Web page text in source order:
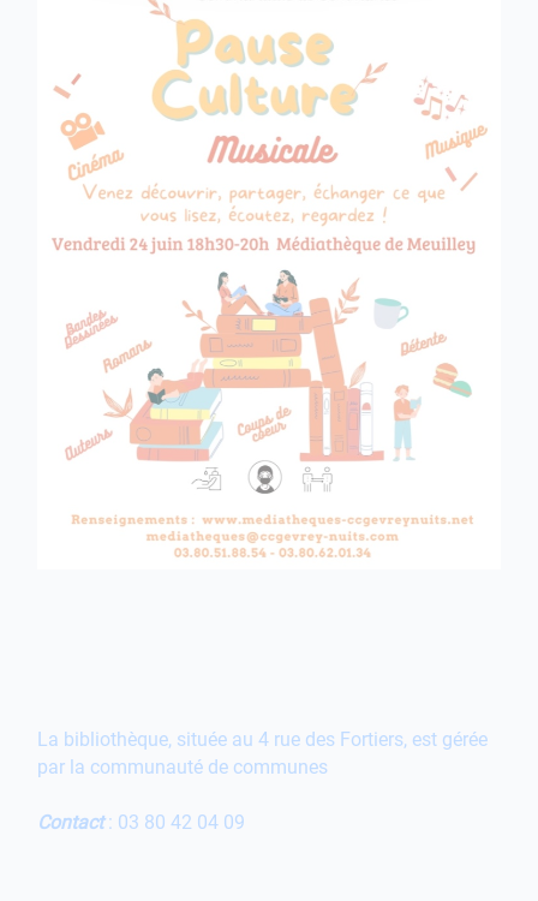
La bibliothèque, située au 4 rue des Fortiers, est gérée
par la communauté de communes
Contact: 03 80 42 04 09